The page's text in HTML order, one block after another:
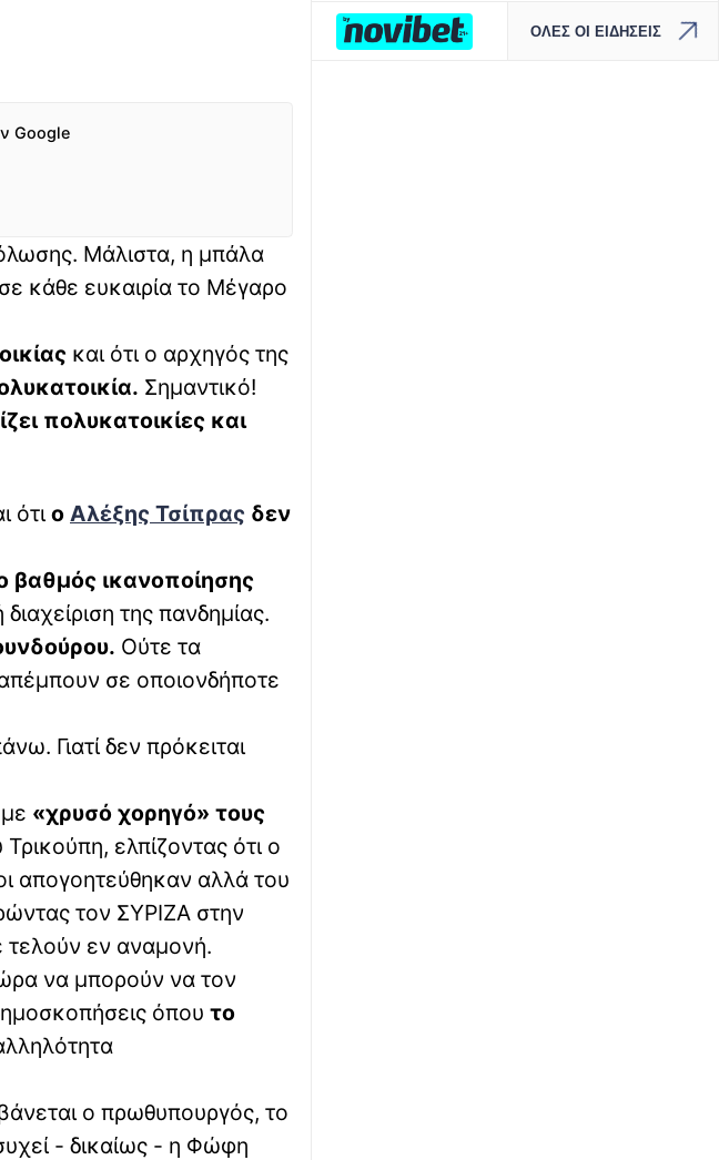
Google
Μάλιστα, η μπάλα
κάθε ευκαιρία το Μέγαρο
και ότι ο αρχηγός της
Σημαντικό!
πολυκατοικίες και
ότι ο Αλέξης Τσίπρας δεν
βαθμός ικανοποίησης
της πανδημίας.
Ούτε τα
σε οποιονδήποτε
Γιατί δεν πρόκειται
«χρυσό χορηγό» τους
ελπίζοντας ότι ο
απογοητεύθηκαν αλλά του
τον ΣΥΡΙΖΑ στην
τελούν εν αναμονή.
να μπορούν να τον
όπου το
ο πρωθυπουργός, το
- δικαίως - η Φώφη
Χάρτης πρόβλεψης κινδύνου (9/08): Σε
κόκκινο συναγερμό 14 περιοχές της χώρας
ΟΛΕΣ ΟΙ ΕΙΔΗΣΕΙΣ